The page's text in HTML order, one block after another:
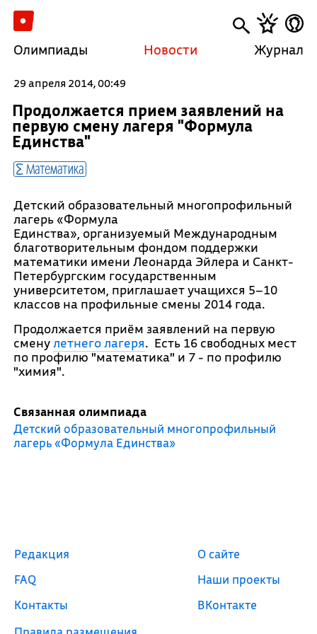
Олимпиады Новости Журнал
29 апреля 2014, 00:49
Продолжается прием заявлений на
первую смену лагеря "Формула
Единства"
Математика
Детский образовательный многопрофильный
лагерь «Формула
Единства», организуемый Международным
благотворительным фондом поддержки
математики имени Леонарда Эйлера и Санкт-
Петербургским государственным
университетом, приглашает учащихся 5–10
классов на профильные смены 2014 года.
Продолжается приём заявлений на первую
сменулетнего лагеря. Есть 16 свободных мест
по профилю "математика" и 7 - по профилю
"химия".
Связанная олимпиада
Детский образовательный многопрофильный
лагерь «Формула Единства»
Редакция
FAQ
Контакты
О сайте
Наши проекты
ВКонтакте